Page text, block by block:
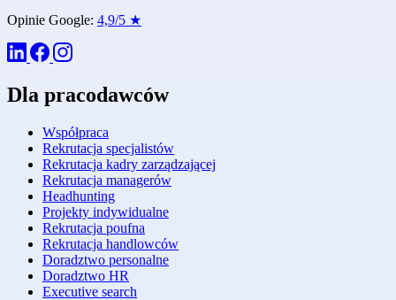
Opinie Google: 4,9/5 ★
Dla pracodawców
Współpraca
Rekrutacja specjalistów
Rekrutacja kadry zarządzającej
Rekrutacja managerów
Headhunting
Projekty indywidualne
Rekrutacja poufna
Rekrutacja handlowców
Doradztwo personalne
Doradztwo HR
Executive search